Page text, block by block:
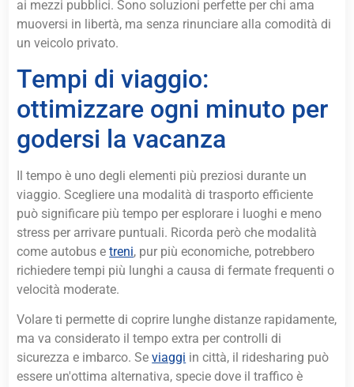
ai mezzi pubblici. Sono soluzioni perfette per chi ama
muoversi in libertà, ma senza rinunciare alla comodità di
un veicolo privato.
Tempi di viaggio:
ottimizzare ogni minuto per
godersi la vacanza
Il tempo è uno degli elementi più preziosi durante un
viaggio. Scegliere una modalità di trasporto efficiente
può significare più tempo per esplorare i luoghi e meno
stress per arrivare puntuali. Ricorda però che modalità
come autobus etreni, pur più economiche, potrebbero
richiedere tempi più lunghi a causa di fermate frequenti o
velocità moderate.
Volare ti permette di coprire lunghe distanze rapidamente,
ma va considerato il tempo extra per controlli di
sicurezza e imbarco. Seviaggi in città, il ridesharing può
essere un'ottima alternativa, specie dove il traffico è